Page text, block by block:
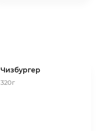
Чизбургер
320г